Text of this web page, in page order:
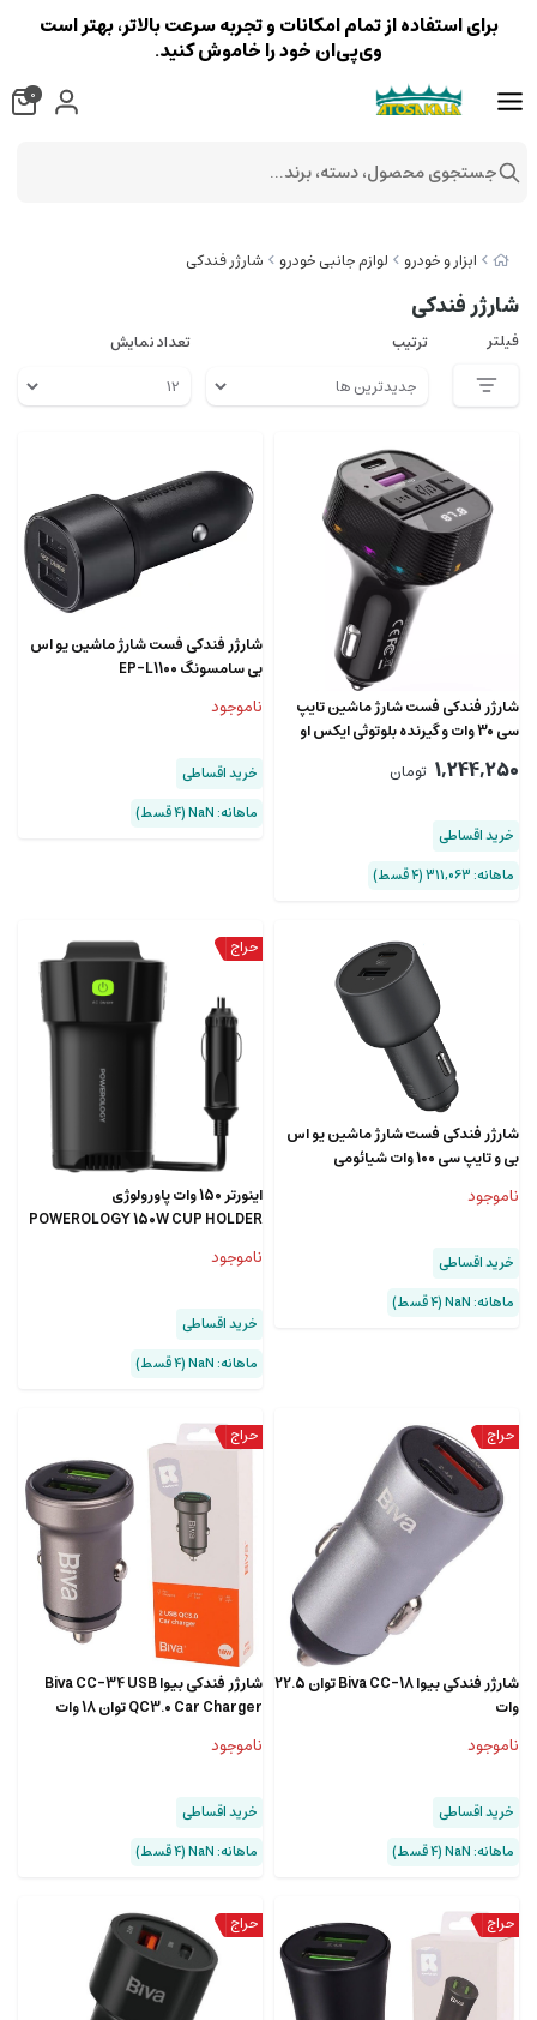
ابزار و خودرو لوازم جانبی خودرو شارژر فندکی
شارژر فندکی
فیلتر ترتیب تعداد نمایش
شارژر فندکی فست شارژ ماشین تایپ
سی 30 وات و گیرنده بلوتوثی ایکس او
1,244,250 تومان
خرید اقساطی
ماهانه: 311,063 (۴ قسط)
شارژر فندکی فست شارژ ماشین یو اس
بی سامسونگ EP-L1100
ناموجود
خرید اقساطی
ماهانه: NaN (۴ قسط)
شارژر فندکی فست شارژ ماشین یو اس
بی و تایپ سی 100 وات شیائومی
ناموجود
خرید اقساطی
ماهانه: NaN (۴ قسط)
اینورتر 150 وات پاورولوژی
POWEROLOGY 150W CUP HOLDER
ناموجود
خرید اقساطی
ماهانه: NaN (۴ قسط)
شارژر فندکی بیوا Biva CC-18 توان 22.5
وات
ناموجود
خرید اقساطی
ماهانه: NaN (۴ قسط)
شارژر فندکی بیوا Biva CC-34 USB
QC3.0 Car Charger توان 18 وات
ناموجود
خرید اقساطی
ماهانه: NaN (۴ قسط)
برای استفاده از تمام امکانات و تجربه سرعت بالاتر، بهتر است
وی‌پی‌ان خود را خاموش کنید.
0
جستجوی محصول، دسته، برند...